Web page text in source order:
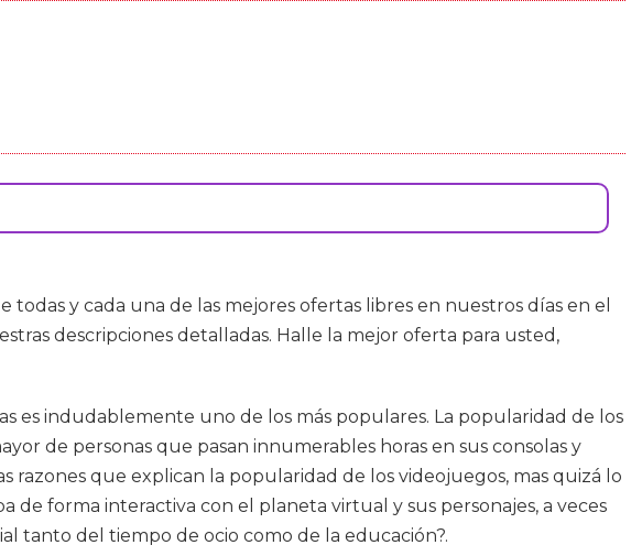
y cada una de las mejores ofertas libres en nuestros días en el
descripciones detalladas. Halle la mejor oferta para usted,
es indudablemente uno de los más populares. La popularidad de los
de personas que pasan innumerables horas en sus consolas y
que explican la popularidad de los videojuegos, mas quizá lo
forma interactiva con el planeta virtual y sus personajes, a veces
tanto del tiempo de ocio como de la educación?.